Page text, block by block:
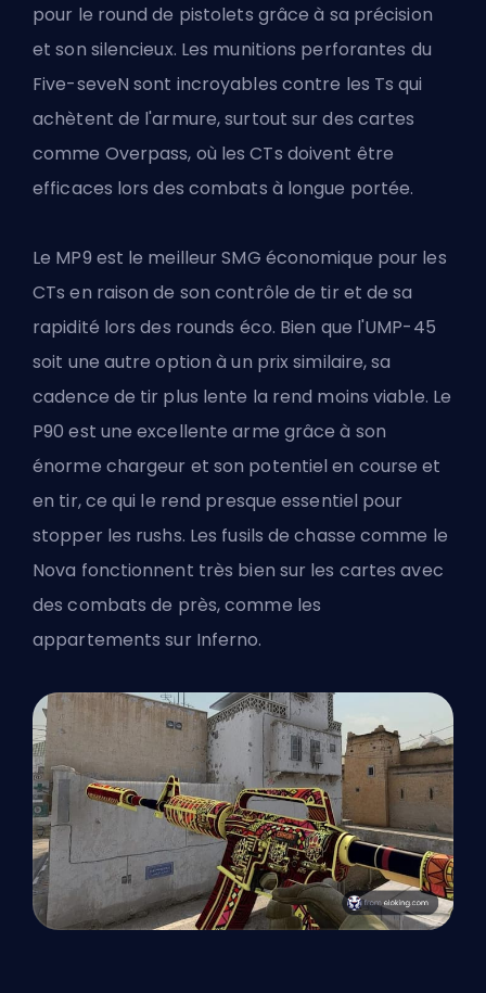
pour le round de pistolets grâce à sa précision
et son silencieux. Les munitions perforantes du
Five-seveN sont incroyables contre les Ts qui
achètent de l'armure, surtout sur des cartes
comme Overpass, où les CTs doivent être
efficaces lors des combats à longue portée.
Le MP9 est le meilleur SMG économique pour les
CTs en raison de son contrôle de tir et de sa
rapidité lors des rounds éco. Bien que l'UMP-45
soit une autre option à un prix similaire, sa
cadence de tir plus lente la rend moins viable. Le
P90 est une excellente arme grâce à son
énorme chargeur et son potentiel en course et
en tir, ce qui le rend presque essentiel pour
stopper les rushs. Les fusils de chasse comme le
Nova fonctionnent très bien sur les cartes avec
des combats de près, comme les
appartements sur Inferno.